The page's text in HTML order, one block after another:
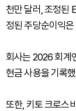
천만 달러, 조정된
정된 주당순이익
회사는 2026 회계
현금 사용을 기록
또한, 키토 크로스